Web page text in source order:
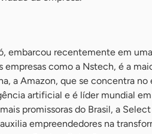
embarcou recentemente em
como a Nstech, é a
a Amazon, que se concentra
artificial e é líder mundial
promissoras do Brasil, a
empreendedores na